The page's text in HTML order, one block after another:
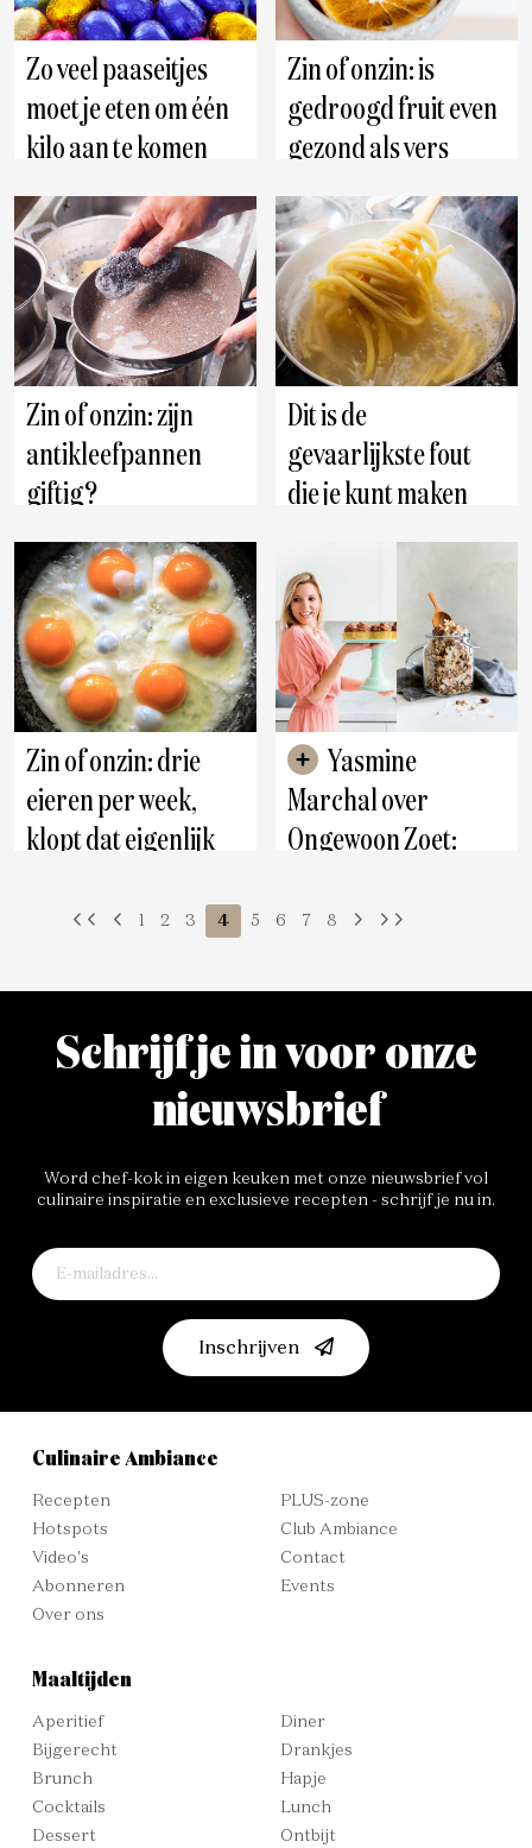
Zo veel paaseitjes
moet je eten om één
kilo aan te komen
Zin of onzin: is
gedroogd fruit even
gezond als vers
fruit?
Zin of onzin: zijn
antikleefpannen
giftig?
Dit is de
gevaarlijkste fout
die je kunt maken
Zin of onzin: drie
eieren per week,
klopt dat eigenlijk
Marchal over
Ongewoon Zoet:
te maken met slecht
1 2 3 4 5 6 7 8
Schrijf je in voor onze
nieuwsbrief
Word chef-kok in eigen keuken met onze nieuwsbrief vol
culinaire inspiratie en exclusieve recepten - schrijf je nu in.
Inschrijven
Culinaire Ambiance
Recepten
Hotspots
Video's
Abonneren
Over ons
PLUS-zone
Club Ambiance
Contact
Events
Maaltijden
Aperitief
Bijgerecht
Brunch
Cocktails
Dessert
Diner
Drankjes
Hapje
Lunch
Ontbijt